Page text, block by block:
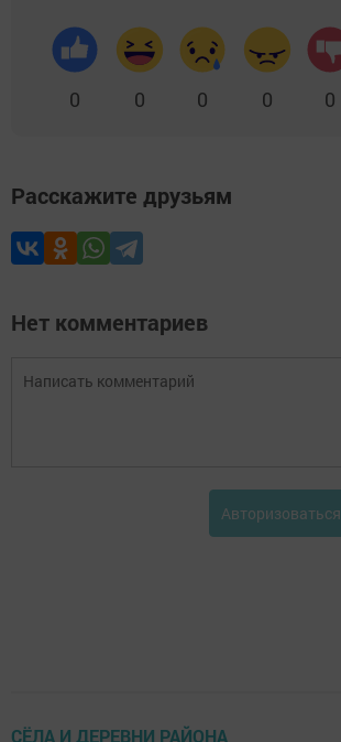
0 0 0 0 0
Расскажите друзьям
Нет комментариев
Авторизоваться
СЁЛА И ДЕРЕВНИ РАЙОНА